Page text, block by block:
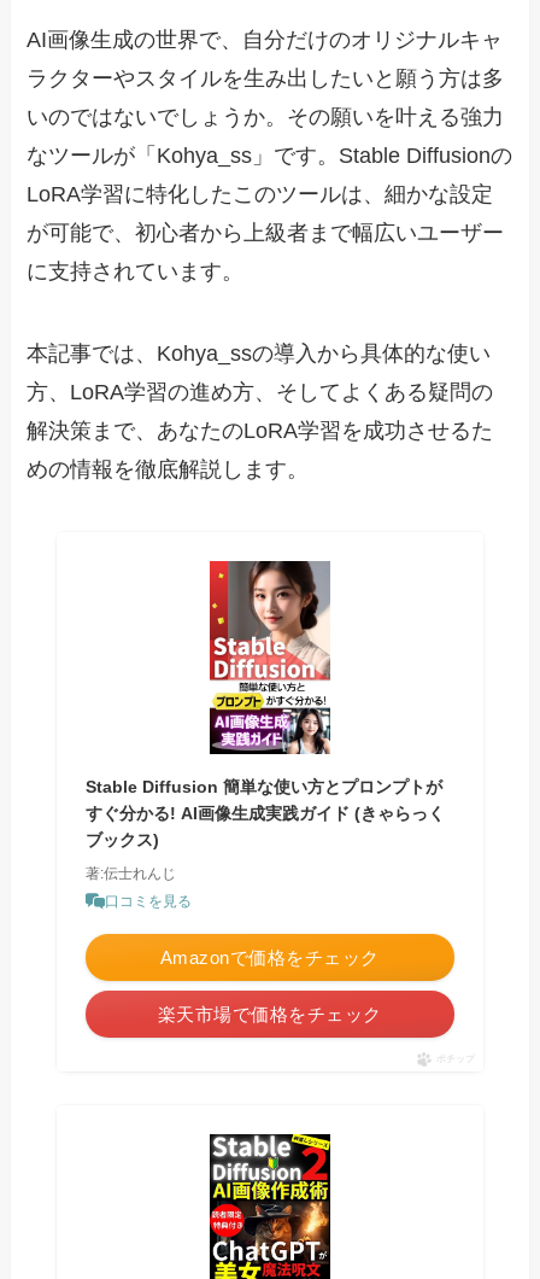
AI画像生成の世界で、自分だけのオリジナルキャ
ラクターやスタイルを生み出したいと願う方は多
いのではないでしょうか。その願いを叶える強力
なツールが「Kohya_ss」です。Stable Diffusionの
LoRA学習に特化したこのツールは、細かな設定
が可能で、初心者から上級者まで幅広いユーザー
に支持されています。
本記事では、Kohya_ssの導入から具体的な使い
方、LoRA学習の進め方、そしてよくある疑問の
解決策まで、あなたのLoRA学習を成功させるた
めの情報を徹底解説します。
Stable Diffusion 簡単な使い方とプロンプトが
すぐ分かる! AI画像生成実践ガイド (きゃらっく
ブックス)
著:伝士れんじ
口コミを見る
Amazonで価格をチェック
楽天市場で価格をチェック
ポチップ